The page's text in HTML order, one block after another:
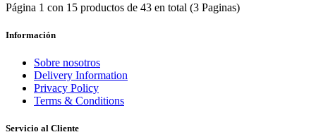
Página 1 con 15 productos de 43 en total (3 Paginas)
Información
Sobre nosotros
Delivery Information
Privacy Policy
Terms & Conditions
Servicio al Cliente